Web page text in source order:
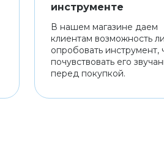
инструменте
В нашем магазине даем
клиентам возможность
опробовать инструмент,
почувствовать его
перед покупкой.